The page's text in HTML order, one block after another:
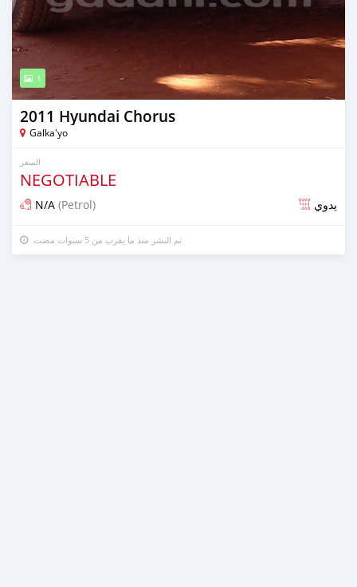
1
2011 Hyundai Chorus
Galka'yo
السعر
NEGOTIABLE
N/A (Petrol) يدوي
تم النشر منذ ما يقرب من 5 سنوات مضت